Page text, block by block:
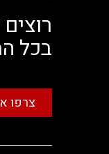
בכל
צרפו